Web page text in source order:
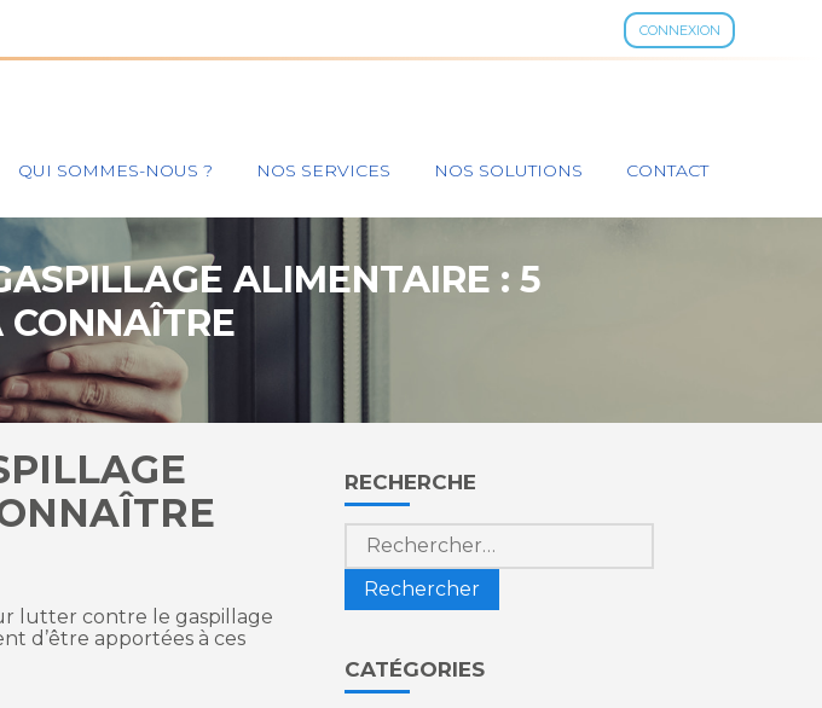
CONNEXION
Principal
QUI SOMMES-NOUS ? NOS SERVICES NOS SOLUTIONS CONTACT
ALIMENTAIRE : 5
CONNAÎTRE
lutter contre le gaspillage
d’être apportées à ces
Blog
sidebar
RECHERCHE
Rechercher :
CATÉGORIES